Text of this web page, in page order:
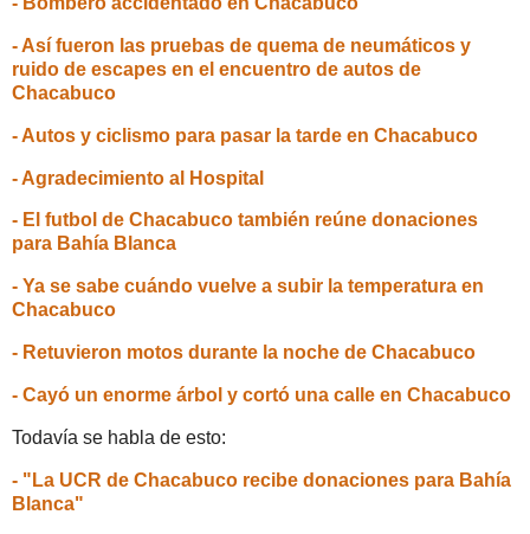
- Así fueron las pruebas de quema de neumáticos y
ruido de escapes en el encuentro de autos de
Chacabuco
- Autos y ciclismo para pasar la tarde en Chacabuco
- Agradecimiento al Hospital
- El futbol de Chacabuco también reúne donaciones
para Bahía Blanca
- Ya se sabe cuándo vuelve a subir la temperatura en
Chacabuco
- Retuvieron motos durante la noche de Chacabuco
- Cayó un enorme árbol y cortó una calle en Chacabuco
Todavía se habla de esto:
- "La UCR de Chacabuco recibe donaciones para Bahía
Blanca"